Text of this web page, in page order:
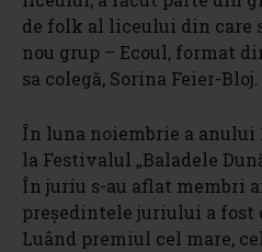
de folk al liceului din care
nou grup – Ecoul, format
sa colegă, Sorina Feier-Bloj.
În luna noiembrie a anului
la Festivalul „Baladele
În juriu s-au aflat membri
președintele juriului a fost
Luând premiul cel mare,